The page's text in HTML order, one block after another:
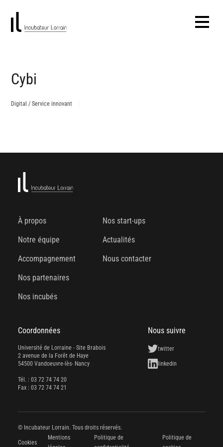
Cybi
Digital / Service innovant
À propos
Notre équipe
Accompagnement
Nos partenaires
Nos incubés
Nos start-ups
Actualités
Nous contacter
Coordonnées
Université de Lorraine - Site Brabois
2 avenue de la Forêt de Haye
54500 Vandoeuvre-lès- Nancy
Tél. : 03 72 74 74 20
Fax : 03 72 74 74 21
Nous suivre
twitter
linkedin
© Incubateur Lorrain. Tous droits réservés.
Cookies
Mentions
Politique de
Politique de